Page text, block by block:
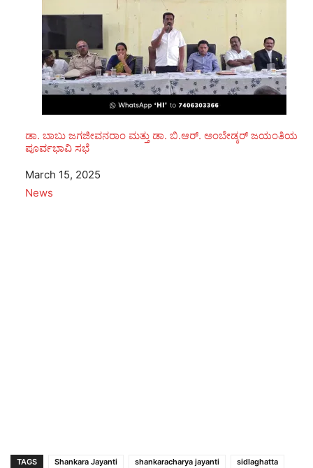
ಡಾ. ಬಾಬು ಜಗಜೀವನರಾಂ ಮತ್ತು ಡಾ. ಬಿ.ಆರ್. ಅಂಬೇಡ್ಕರ್ ಜಯಂತಿಯ
ಪೂರ್ವಭಾವಿ ಸಭೆ
Date
March 15, 2025
In relation to
News
TAGS Shankara Jayanti shankaracharya jayanti sidlaghatta